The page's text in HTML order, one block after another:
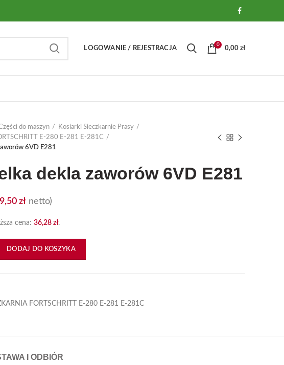
LOGOWANIE / REJESTRACJA
0
0,00 zł
do maszyn
Kosiarki Sieczkarnie Prasy
E-280 E-281 E-281C
6VD E281
dekla zaworów 6VD E281
zł netto)
cena: 36,28 zł.
DODAJ DO KOSZYKA
FORTSCHRITT E-280 E-281 E-281C
I ODBIÓR